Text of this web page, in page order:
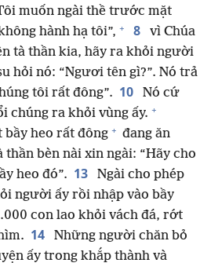
muốn ngài thề trước mặt
hành hạ tôi”, + 8
vì Chúa
tà thần kia, hãy ra khỏi người
hỏi nó: “Ngươi tên gì?”. Nó trả
tôi rất đông”. 10
Nó cứ
chúng ra khỏi vùng ấy. +
bầy heo rất đông + đang ăn
thần bèn nài xin ngài: “Hãy cho
heo đó”. 13
Ngài cho phép
người ấy rồi nhập vào bầy
con lao khỏi vách đá, rớt
14
Những người chăn bỏ
ấy trong khắp thành và